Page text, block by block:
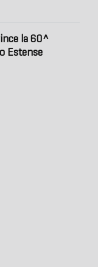
la 60^
Estense